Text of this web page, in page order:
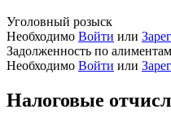
Уголовный розыск
Необходимо Войти или
Задолженность по алиментам
Необходимо Войти или
Налоговые